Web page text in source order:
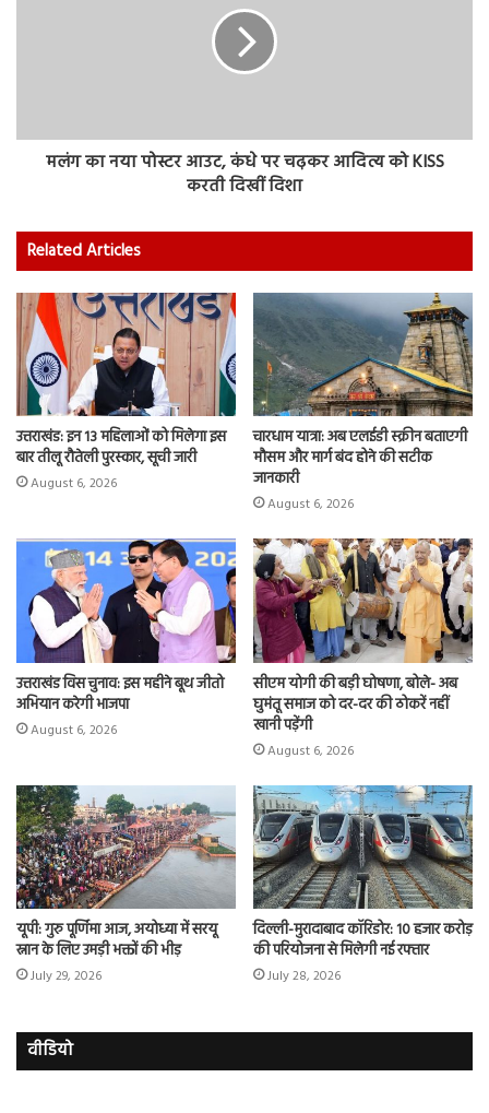
मलंग का नया पोस्टर आउट, कंधे पर चढ़कर आदित्य को KISS
करती दिखीं दिशा
Related Articles
उत्तराखंड: इन 13 महिलाओं को मिलेगा इस
बार तीलू रौतेली पुरस्कार, सूची जारी
August 6, 2026
चारधाम यात्रा: अब एलईडी स्क्रीन बताएगी
मौसम और मार्ग बंद होने की सटीक
जानकारी
August 6, 2026
उत्तराखंड विस चुनाव: इस महीने बूथ जीतो
अभियान करेगी भाजपा
August 6, 2026
सीएम योगी की बड़ी घोषणा, बोले- अब
घुमंतू समाज को दर-दर की ठोकरें नहीं
खानी पड़ेंगी
August 6, 2026
यूपी: गुरु पूर्णिमा आज, अयोध्या में सरयू
स्नान के लिए उमड़ी भक्तों की भीड़
July 29, 2026
दिल्ली-मुरादाबाद कॉरिडोर: 10 हजार करोड़
की परियोजना से मिलेगी नई रफ्तार
July 28, 2026
वीडियो